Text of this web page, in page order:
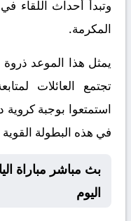
المكرمة.
يمثل هذا الموعد
تجتمع العائلات
استمتعوا بوجبة
في هذه البطولة القوية
بث مباشر مباراة
اليوم